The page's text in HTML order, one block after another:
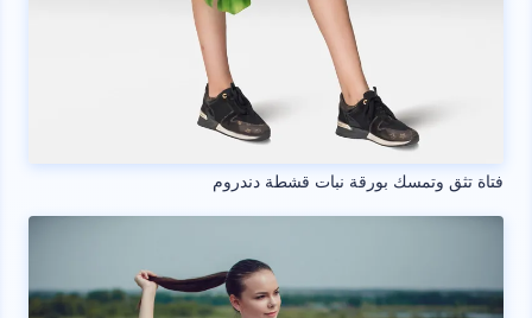
فتاة تثق وتمسك بورقة نبات قشطة دندروم